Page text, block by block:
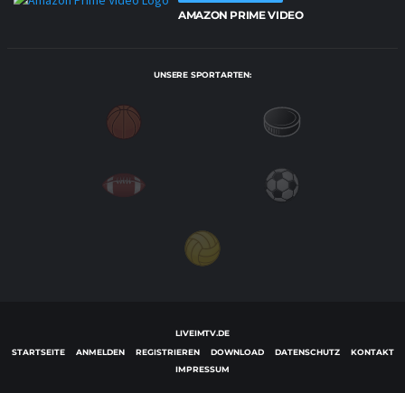
AMAZON PRIME VIDEO
UNSERE SPORTARTEN:
LIVEIMTV.DE
STARTSEITE
ANMELDEN REGISTRIEREN DOWNLOAD DATENSCHUTZ
KONTAKT
IMPRESSUM